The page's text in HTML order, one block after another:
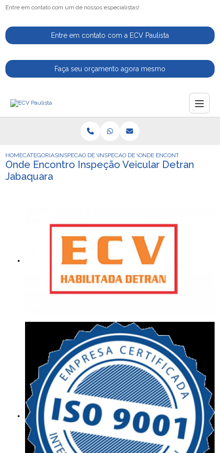
Entre em contato com um de nossos especialistas!
Entre em contato com a ECV Paulista
Faça seu orçamento agora mesmo
HOMECATEGORIASINSPECAO DE VEICULOSINSPECAO DE VEICULOS AUTOMOTIVOS
ONDE ENCONTRO
Onde Encontro Inspeção Veicular Detran
Jabaquara